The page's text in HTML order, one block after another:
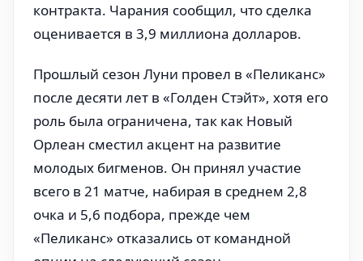
контракта. Чарания сообщил, что сделка
оценивается в 3,9 миллиона долларов.
Прошлый сезон Луни провел в «Пеликанс»
после десяти лет в «Голден Стэйт», хотя его
роль была ограничена, так как Новый
Орлеан сместил акцент на развитие
молодых бигменов. Он принял участие
всего в 21 матче, набирая в среднем 2,8
очка и 5,6 подбора, прежде чем
«Пеликанс» отказались от командной